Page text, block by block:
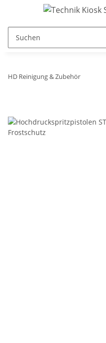
HD Reinigung & Zubehör